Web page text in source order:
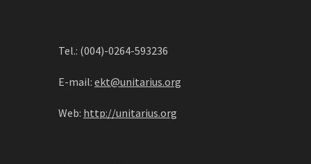
Tel.: (004)-0264-593236
E-mail: ekt@unitarius.org
Web: http://unitarius.org